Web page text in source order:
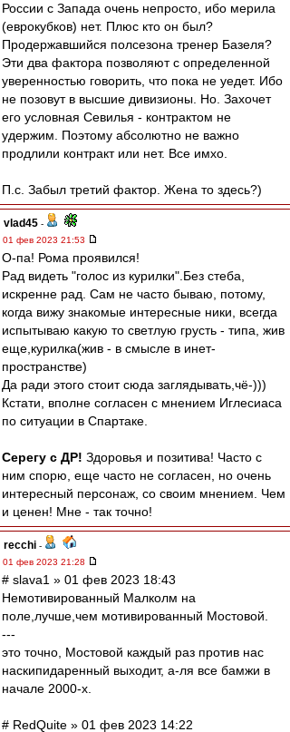
России с Запада очень непросто, ибо мерила
(еврокубков) нет. Плюс кто он был?
Продержавшийся полсезона тренер Базеля?
Эти два фактора позволяют с определенной
уверенностью говорить, что пока не уедет. Ибо
не позовут в высшие дивизионы. Но. Захочет
его условная Севилья - контрактом не
удержим. Поэтому абсолютно не важно
продлили контракт или нет. Все имхо.
П.с. Забыл третий фактор. Жена то здесь?)
vlad45 -
01 фев 2023 21:53
О-па! Рома проявился!
Рад видеть "голос из курилки".Без стеба,
искренне рад. Сам не часто бываю, потому,
когда вижу знакомые интересные ники, всегда
испытываю какую то светлую грусть - типа, жив
еще,курилка(жив - в смысле в инет-
пространстве)
Да ради этого стоит сюда заглядывать,чё-)))
Кстати, вполне согласен с мнением Иглесиаса
по ситуации в Спартаке.
Серегу с ДР! Здоровья и позитива! Часто с
ним спорю, еще часто не согласен, но очень
интересный персонаж, со своим мнением. Чем
и ценен! Мне - так точно!
recchi -
01 фев 2023 21:28
# slava1 » 01 фев 2023 18:43
Немотивированный Малколм на
поле,лучше,чем мотивированный Мостовой.
---
это точно, Мостовой каждый раз против нас
наскипидаренный выходит, а-ля все бамжи в
начале 2000-х.
# RedQuite » 01 фев 2023 14:22